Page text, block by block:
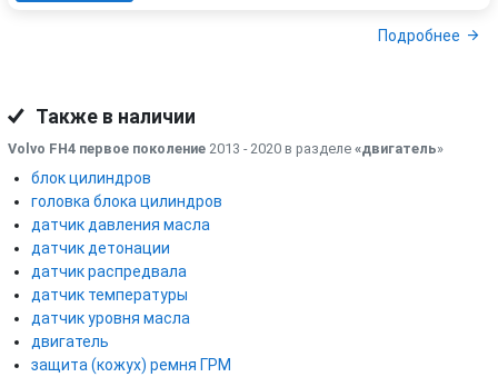
Подробнее
Также в наличии
Volvo FH4 первое поколение 2013 - 2020 в разделе «двигатель»
блок цилиндров
головка блока цилиндров
датчик давления масла
датчик детонации
датчик распредвала
датчик температуры
датчик уровня масла
двигатель
защита (кожух) ремня ГРМ